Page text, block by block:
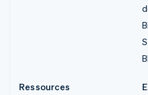
Ressources